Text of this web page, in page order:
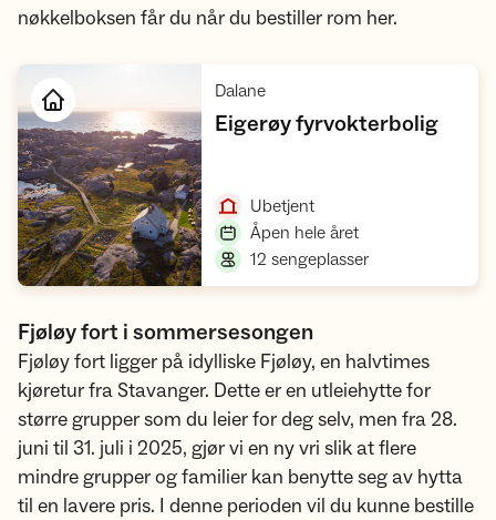
nøkkelboksen får du når du bestiller rom her.
Dalane,
Eigerøy fyrvokterbolig,
Ubetjent,
Åpen hele året,
12 sengeplasser,
Fjøløy fort i sommersesongen
Fjøløy fort ligger på idylliske Fjøløy, en halvtimes
kjøretur fra Stavanger. Dette er en utleiehytte for
større grupper som du leier for deg selv, men fra 28.
juni til 31. juli i 2025, gjør vi en ny vri slik at flere
mindre grupper og familier kan benytte seg av hytta
til en lavere pris. I denne perioden vil du kunne bestille